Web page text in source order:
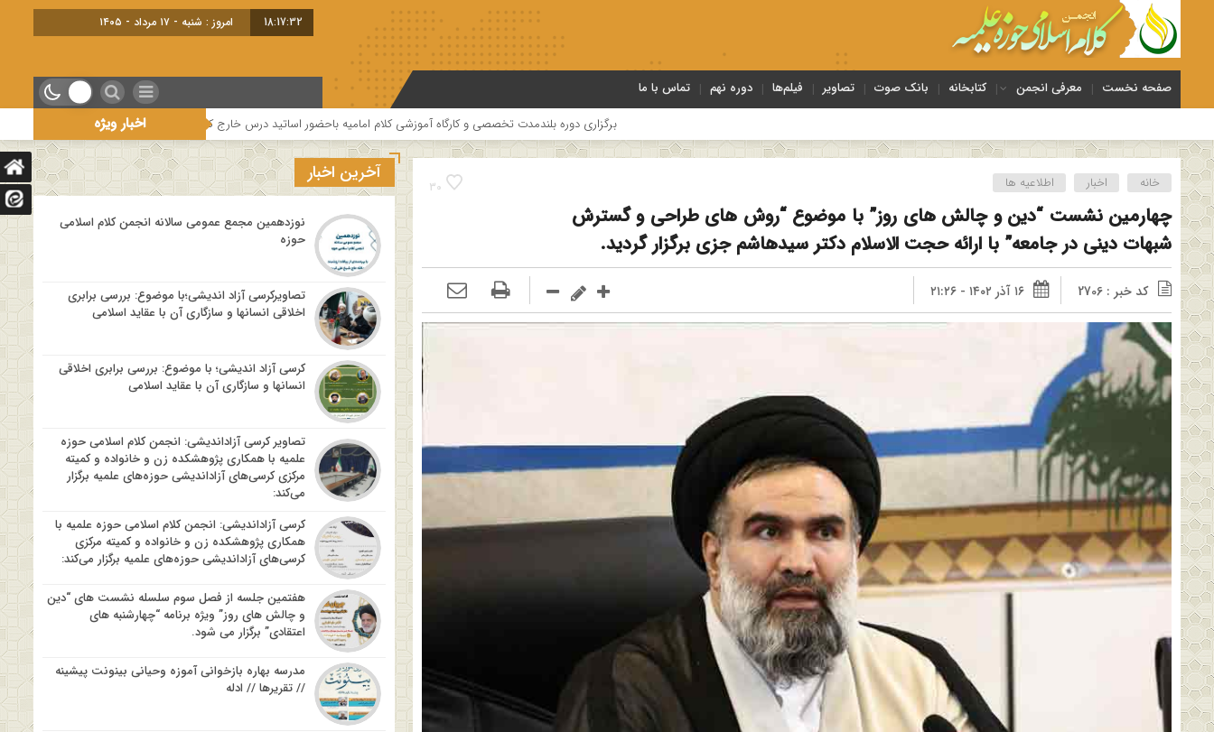
18:17:33 امروز : شنبه - ۱۷ مرداد - ۱۴۰۵
صفحه نخست معرفی انجمن کتابخانه بانک صوت تصاویر فیلم‌ها دوره نهم تماس با ما
اخبار ویژه برگزاری دوره بلندمدت تخصصی و کارگاه آموزشی کلام امامیه باحضور اساتید درس خارج کلام و اساتید حوزه و دانشگاه هفتمین جلسه از فصل سوم
30 خانه اخبار اطلاعیه ها
چهارمین نشست “دین و چالش های روز” با موضوع “روش های طراحی و گسترش
شبهات دینی در جامعه” با ارائه حجت الاسلام دکتر سیدهاشم جزی برگزار گردید.
کد خبر : 2706 ۱۶ آذر ۱۴۰۲ - ۲۱:۲۶
آخرین اخبار
نوزدهمین مجمع عمومی سالانه انجمن کلام اسلامی
حوزه
تصاویرکرسی آزاد اندیشی؛با موضوع: بررسی برابری
اخلاقی انسانها و سازگاری آن با عقاید اسلامی
کرسی آزاد اندیشی؛ با موضوع: بررسی برابری اخلاقی
انسانها و سازگاری آن با عقاید اسلامی
تصاویر کرسی آزاداندیشی: انجمن کلام اسلامی حوزه
علمیه با همکاری پژوهشکده زن و خانواده و کمیته
مرکزی کرسی‌های آزاداندیشی حوزه‌های علمیه برگزار
می‌کند:
کرسی آزاداندیشی: انجمن کلام اسلامی حوزه علمیه با
همکاری پژوهشکده زن و خانواده و کمیته مرکزی
کرسی‌های آزاداندیشی حوزه‌های علمیه برگزار می‌کند:
هفتمین جلسه از فصل سوم سلسله نشست های “دین
و چالش های روز” ویژه برنامه “چهارشنبه های
اعتقادی” برگزار می شود.
مدرسه بهاره بازخوانی آموزه وحیانی بینونت پیشینه
// تقریرها // ادله